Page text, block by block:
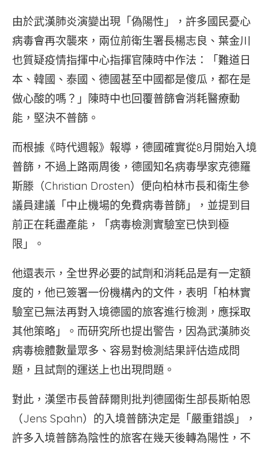
由於武漢肺炎演變出現「偽陽性」，許多國民憂心
病毒會再次襲來，兩位前衛生署長楊志良、葉金川
也質疑疫情指揮中心指揮官陳時中作法：「難道日
本、韓國、泰國、德國甚至中國都是傻瓜，都在是
做心酸的嗎？」陳時中也回覆普篩會消耗醫療動
能，堅決不普篩。
而根據《時代週報》報導，德國確實從8月開始入境
普篩，不過上路兩周後，德國知名病毒學家克德羅
斯滕（Christian Drosten）便向柏林市長和衛生參
議員建議「中止機場的免費病毒普篩」，並提到目
前正在耗盡產能，「病毒檢測實驗室已快到極
限」。
他還表示，全世界必要的試劑和消耗品是有一定額
度的，他已簽署一份機構內的文件，表明「柏林實
驗室已無法再對入境德國的旅客進行檢測，應採取
其他策略」。而研究所也提出警告，因為武漢肺炎
病毒檢體數量眾多、容易對檢測結果評估造成問
題，且試劑的運送上也出現問題。
對此，漢堡市長曾薛爾則批判德國衛生部長斯帕恩
（Jens Spahn）的入境普篩決定是「嚴重錯誤」，
許多入境普篩為陰性的旅客在幾天後轉為陽性，不